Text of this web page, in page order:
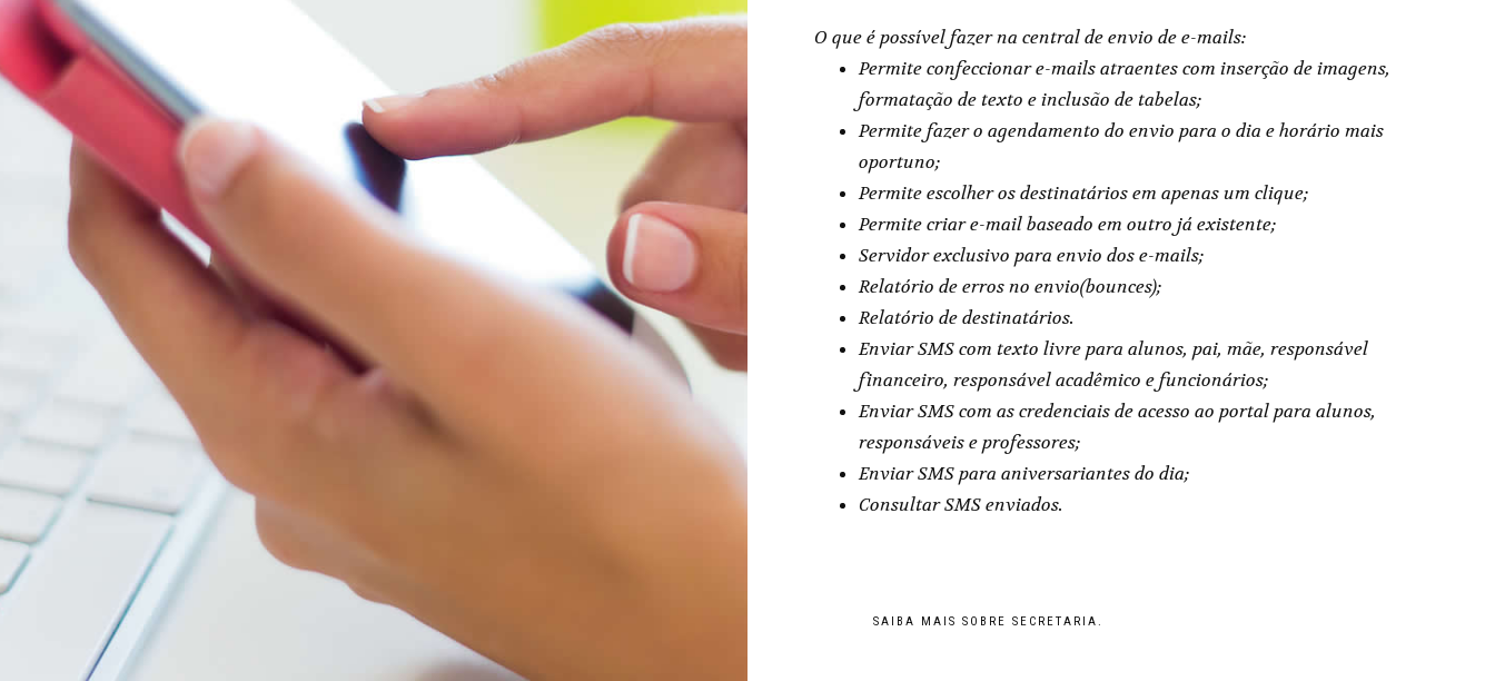
O que é possível fazer na central de envio de e-mails:
Permite confeccionar e-mails atraentes com inserção de imagens,
formatação de texto e inclusão de tabelas;
Permite fazer o agendamento do envio para o dia e horário mais
oportuno;
Permite escolher os destinatários em apenas um clique;
Permite criar e-mail baseado em outro já existente;
Servidor exclusivo para envio dos e-mails;
Relatório de erros no envio(bounces);
Relatório de destinatários.
Enviar SMS com texto livre para alunos, pai, mãe, responsável
financeiro, responsável acadêmico e funcionários;
Enviar SMS com as credenciais de acesso ao portal para alunos,
responsáveis e professores;
Enviar SMS para aniversariantes do dia;
Consultar SMS enviados.
SAIBA MAIS SOBRE SECRETARIA.